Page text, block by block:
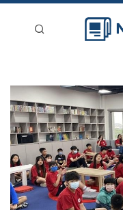
新聞稿分類
登入
刊登